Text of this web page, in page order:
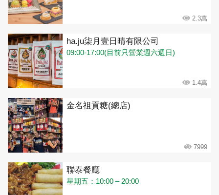
2.3萬
ha.ju柒月壹日晴有限公司
09:00-17:00(目前只營業週六週日)
1.4萬
金名祖貢糖(總店)
7999
聯泰餐廳
星期五：10:00 – 20:00